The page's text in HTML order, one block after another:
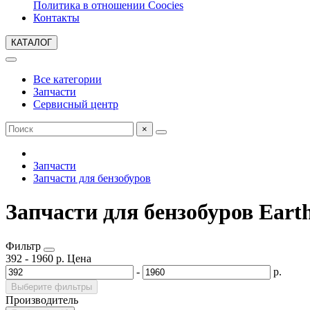
Политика в отношении Coocies
Контакты
КАТАЛОГ
Все категории
Запчасти
Сервисный центр
×
Запчасти
Запчасти для бензобуров
Запчасти для бензобуров
Фильтр
392 - 1960 р. Цена
-
р.
Выберите фильтры
Производитель